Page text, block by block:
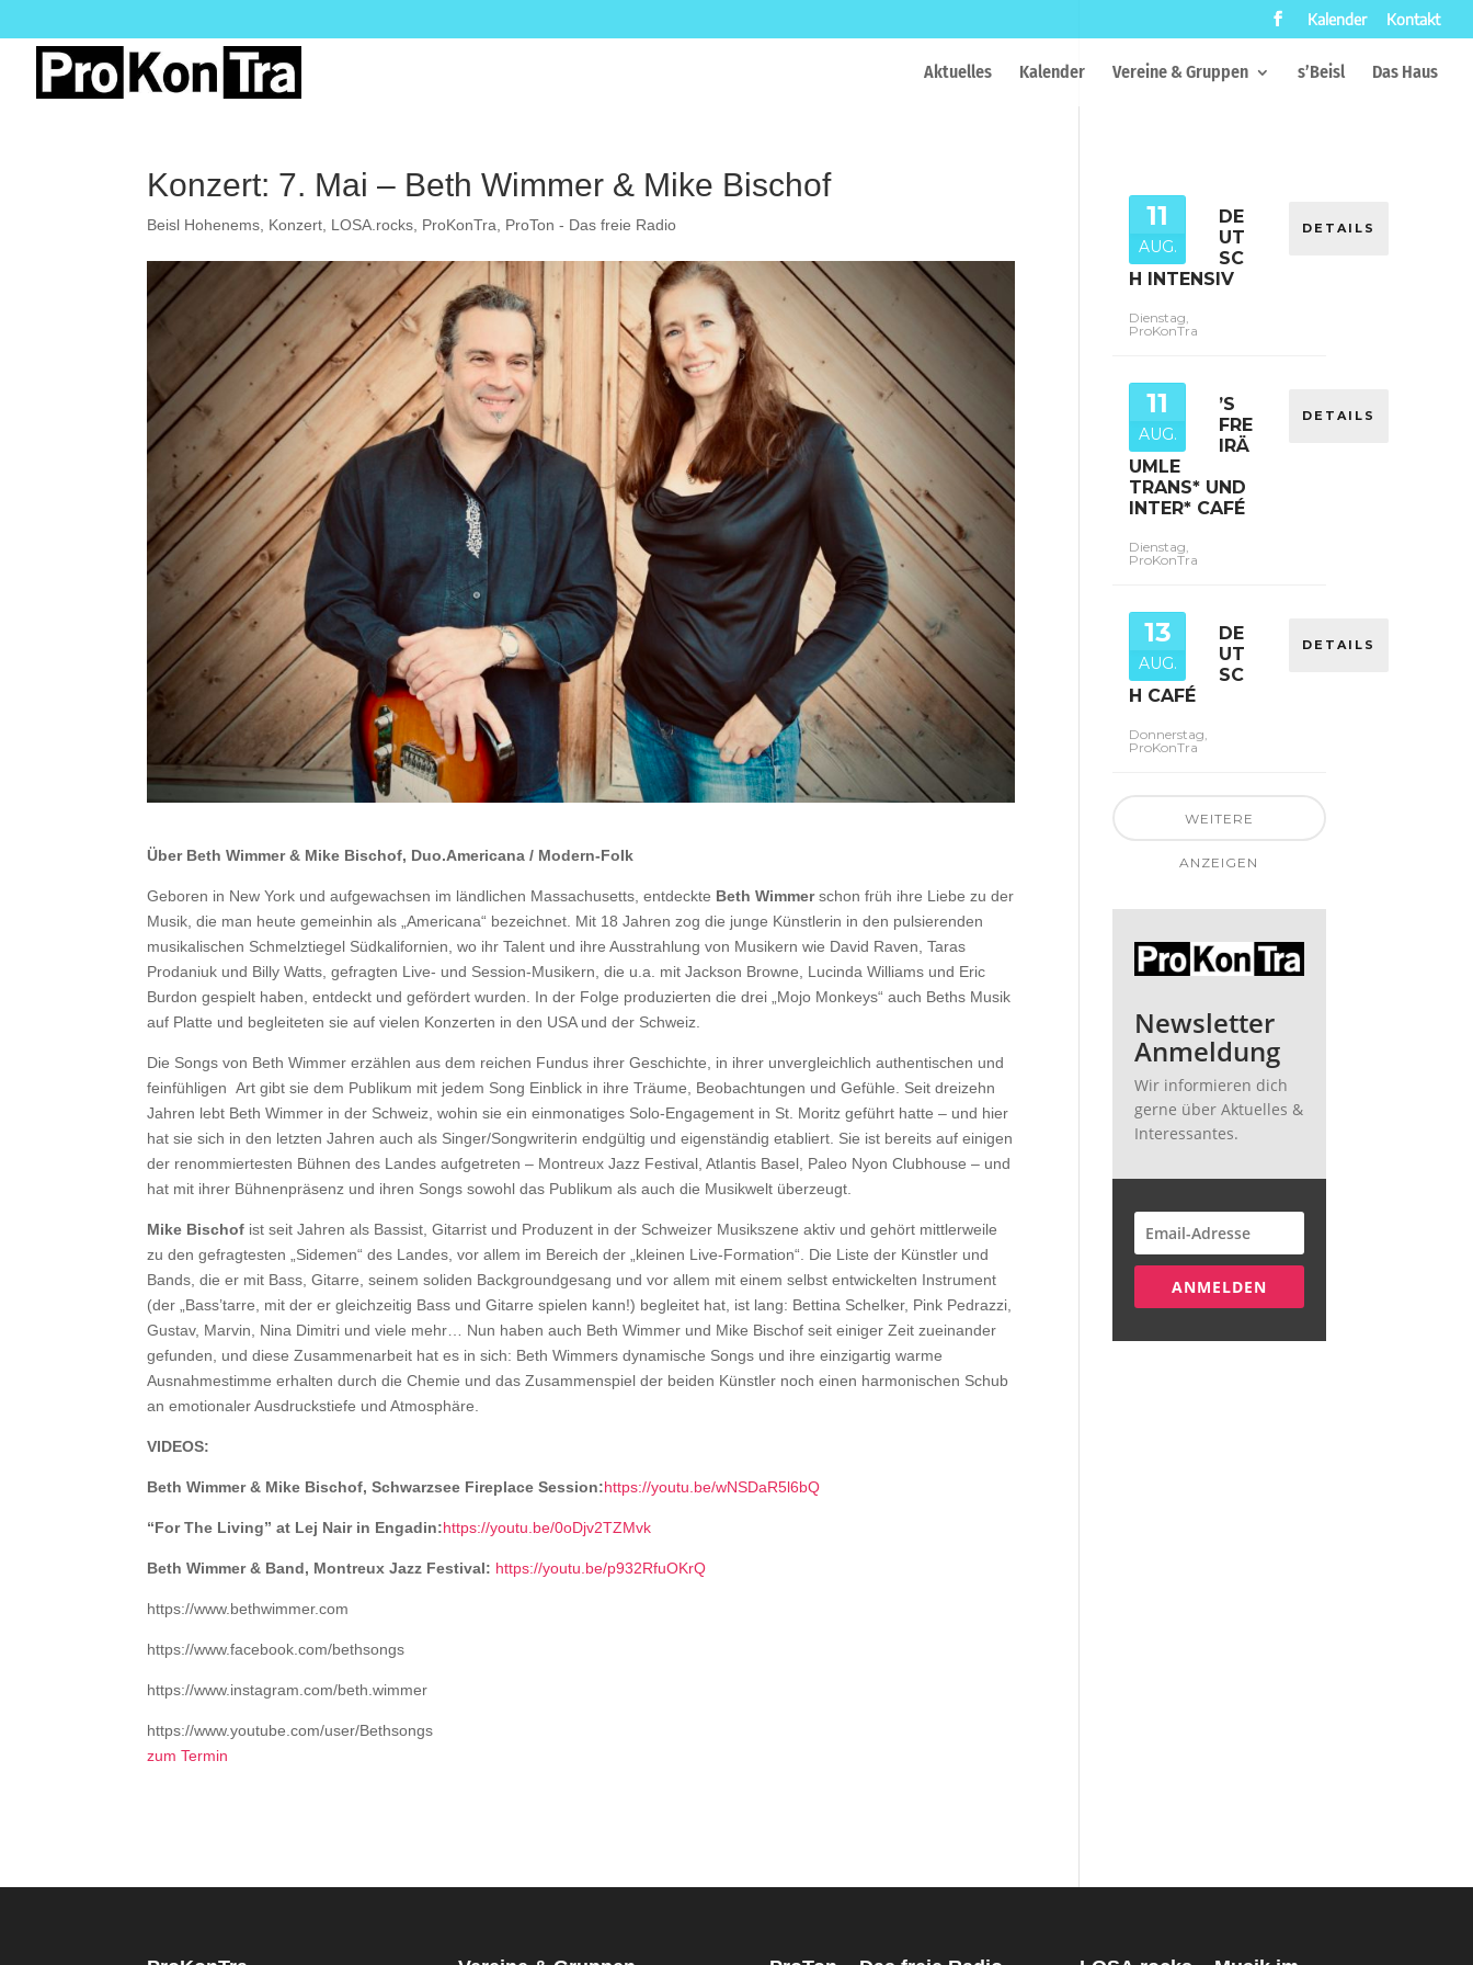
Kalender Kontakt
Aktuelles Kalender Vereine & Gruppen s’Beisl Das Haus
Konzert: 7. Mai – Beth Wimmer & Mike Bischof
Beisl Hohenems Konzert LOSA.rocks ProKonTra ProTon - Das freie Radio
Über Beth Wimmer & Mike Bischof, Duo.Americana / Modern-Folk
Geboren in New York und aufgewachsen im ländlichen Massachusetts, entdeckte Beth Wimmerschon früh ihre Liebe zu der
Musik, die man heute gemeinhin als „Americana“ bezeichnet. Mit 18 Jahren zog die junge Künstlerin in den pulsierenden
musikalischen Schmelztiegel Südkalifornien, wo ihr Talent und ihre Ausstrahlung von Musikern wie David Raven, Taras
Prodaniuk und Billy Watts, gefragten Live- und Session-Musikern, die u.a. mit Jackson Browne, Lucinda Williams und Eric
Burdon gespielt haben, entdeckt und gefördert wurden. In der Folge produzierten die drei „Mojo Monkeys“ auch Beths Musik
auf Platte und begleiteten sie auf vielen Konzerten in den USA und der Schweiz.
Die Songs von Beth Wimmer erzählen aus dem reichen Fundus ihrer Geschichte, in ihrer unvergleichlich authentischen und
feinfühligen Art gibt sie dem Publikum mit jedem Song Einblick in ihre Träume, Beobachtungen und Gefühle. Seit dreizehn
Jahren lebt Beth Wimmer in der Schweiz, wohin sie ein einmonatiges Solo-Engagement in St. Moritz geführt hatte – und hier
hat sie sich in den letzten Jahren auch als Singer/Songwriterin endgültig und eigenständig etabliert. Sie ist bereits auf einigen
der renommiertesten Bühnen des Landes aufgetreten – Montreux Jazz Festival, Atlantis Basel, Paleo Nyon Clubhouse – und
hat mit ihrer Bühnenpräsenz und ihren Songs sowohl das Publikum als auch die Musikwelt überzeugt.
Mike Bischof ist seit Jahren als Bassist, Gitarrist und Produzent in der Schweizer Musikszene aktiv und gehört mittlerweile
zu den gefragtesten „Sidemen“ des Landes, vor allem im Bereich der „kleinen Live-Formation“. Die Liste der Künstler und
Bands, die er mit Bass, Gitarre, seinem soliden Backgroundgesang und vor allem mit einem selbst entwickelten Instrument
(der „Bass’tarre, mit der er gleichzeitig Bass und Gitarre spielen kann!) begleitet hat, ist lang: Bettina Schelker, Pink Pedrazzi,
Gustav, Marvin, Nina Dimitri und viele mehr… Nun haben auch Beth Wimmer und Mike Bischof seit einiger Zeit zueinander
gefunden, und diese Zusammenarbeit hat es in sich: Beth Wimmers dynamische Songs und ihre einzigartig warme
Ausnahmestimme erhalten durch die Chemie und das Zusammenspiel der beiden Künstler noch einen harmonischen Schub
an emotionaler Ausdruckstiefe und Atmosphäre.
VIDEOS:
Beth Wimmer & Mike Bischof, Schwarzsee Fireplace Session:https://youtu.be/wNSDaR5l6bQ
“For The Living” at Lej Nair in Engadin:https://youtu.be/0oDjv2TZMvk
Beth Wimmer & Band, Montreux Jazz Festival: https://youtu.be/p932RfuOKrQ
https://www.bethwimmer.com
https://www.facebook.com/bethsongs
https://www.instagram.com/beth.wimmer
https://www.youtube.com/user/Bethsongs
zum Termin
11
AUG.
DE
UT
SC
H INTENSIV
Dienstag,
ProKonTra
DETAILS
11
AUG.
’S
FRE
IRÄ
UMLE
TRANS* UND
INTER* CAFÉ
Dienstag,
ProKonTra
DETAILS
13
AUG.
DE
UT
SC
H CAFÉ
Donnerstag,
ProKonTra
DETAILS
WEITERE
ANZEIGEN
Newsletter
Anmeldung
Wir informieren dich
gerne über Aktuelles &
Interessantes.
ANMELDEN